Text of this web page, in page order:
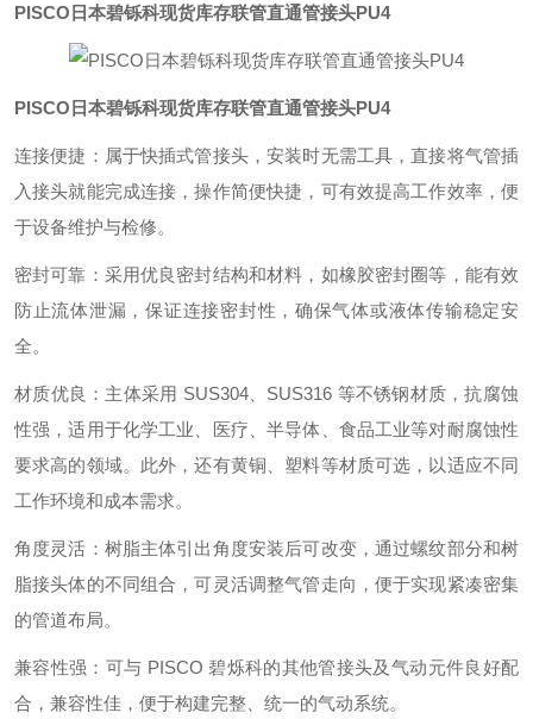
PISCO日本碧铄科现货库存联管直通管接头PU4
PISCO日本碧铄科现货库存联管直通管接头PU4
连接便捷：属于快插式管接头，安装时无需工具，直接将气管插
入接头就能完成连接，操作简便快捷，可有效提高工作效率，便
于设备维护与检修。
密封可靠：采用优良密封结构和材料，如橡胶密封圈等，能有效
防止流体泄漏，保证连接密封性，确保气体或液体传输稳定安
全。
材质优良：主体采用 SUS304、SUS316 等不锈钢材质，抗腐蚀
性强，适用于化学工业、医疗、半导体、食品工业等对耐腐蚀性
要求高的领域。此外，还有黄铜、塑料等材质可选，以适应不同
工作环境和成本需求。
角度灵活：树脂主体引出角度安装后可改变，通过螺纹部分和树
脂接头体的不同组合，可灵活调整气管走向，便于实现紧凑密集
的管道布局。
兼容性强：可与 PISCO 碧烁科的其他管接头及气动元件良好配
合，兼容性佳，便于构建完整、统一的气动系统。